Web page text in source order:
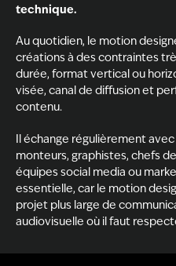
technique.
Au quotidien, le motion
créations à des contraintes
durée, format vertical ou
visée, canal de diffusion et
contenu.
Il échange régulièrement
monteurs, graphistes, chefs
équipes social media ou
essentielle, car le motion
projet plus large de
audiovisuelle où il faut